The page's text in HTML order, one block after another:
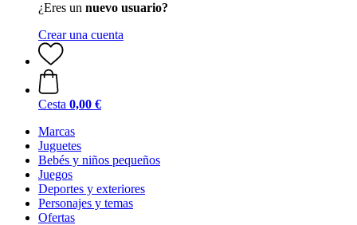
¿Eres un nuevo usuario?
Crear una cuenta
Cesta 0,00 €
Marcas
Juguetes
Bebés y niños pequeños
Juegos
Deportes y exteriores
Personajes y temas
Ofertas